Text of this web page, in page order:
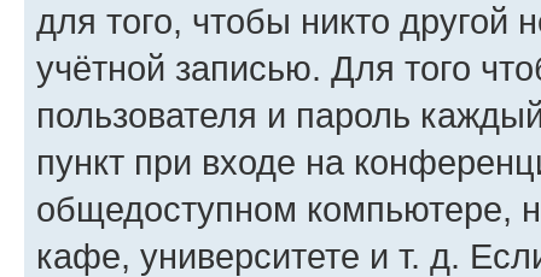
для того, чтобы никто другой
учётной записью. Для того
пользователя и пароль
пункт при входе на
общедоступном компьютере,
кафе, университете и т. д.